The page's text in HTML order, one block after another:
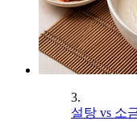
3.
설탕 vs 소